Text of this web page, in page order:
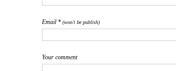
Email * (won't be publish)
Your comment